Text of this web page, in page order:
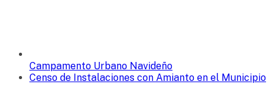
Campamento Urbano Navideño
Censo de Instalaciones con Amianto en el Municipio